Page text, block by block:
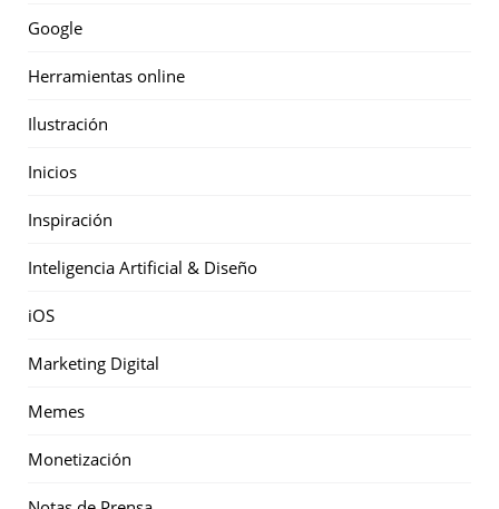
Google
Herramientas online
Ilustración
Inicios
Inspiración
Inteligencia Artificial & Diseño
iOS
Marketing Digital
Memes
Monetización